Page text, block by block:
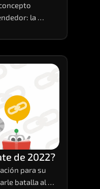
la
en inglés.
y por qué
tu negocio.
son la
estratégicas
de 2022?
para su
batalla al